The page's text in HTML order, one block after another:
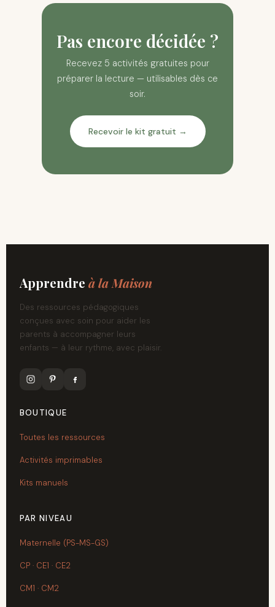
Pas encore décidée ?
Recevez 5 activités gratuites pour
préparer la lecture — utilisables dès ce
soir.
Recevoir le kit gratuit →
Apprendre à la Maison
Des ressources pédagogiques
conçues avec soin pour aider les
parents à accompagner leurs
enfants — à leur rythme, avec plaisir.
BOUTIQUE
Toutes les ressources
Activités imprimables
Kits manuels
PAR NIVEAU
Maternelle (PS-MS-GS)
CP · CE1 · CE2
CM1 · CM2